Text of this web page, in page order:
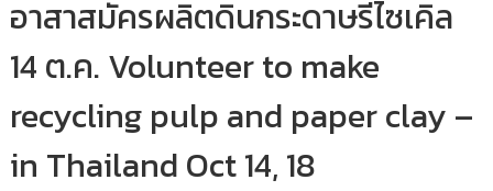
อาสาสมัครผลิตดินกระดาษรีไซเคิล
14 ต.ค. Volunteer to make
recycling pulp and paper clay –
in Thailand Oct 14, 18